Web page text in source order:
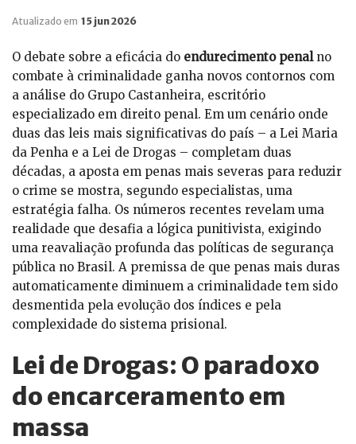
Atualizado em 15 jun 2026
O debate sobre a eficácia do endurecimento penalno
combate à criminalidade ganha novos contornos com
a análise do Grupo Castanheira, escritório
especializado em direito penal. Em um cenário onde
duas das leis mais significativas do país – a Lei Maria
da Penha e a Lei de Drogas – completam duas
décadas, a aposta em penas mais severas para reduzir
o crime se mostra, segundo especialistas, uma
estratégia falha. Os números recentes revelam uma
realidade que desafia a lógica punitivista, exigindo
uma reavaliação profunda das políticas de segurança
pública no Brasil. A premissa de que penas mais duras
automaticamente diminuem a criminalidade tem sido
desmentida pela evolução dos índices e pela
complexidade do sistema prisional.
Lei de Drogas: O paradoxo
do encarceramento em
massa